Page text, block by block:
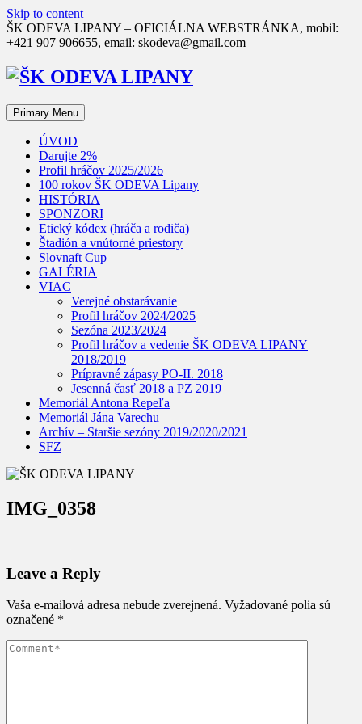
Skip to content
ŠK ODEVA LIPANY – OFICIÁLNA WEBSTRÁNKA, mobil:
+421 907 906655, email: skodeva@gmail.com
Primary Menu
ÚVOD
Darujte 2%
Profil hráčov 2025/2026
100 rokov ŠK ODEVA Lipany
HISTÓRIA
SPONZORI
Etický kódex (hráča a rodiča)
Štadión a vnútorné priestory
Slovnaft Cup
GALÉRIA
VIAC
Verejné obstarávanie
Profil hráčov 2024/2025
Sezóna 2023/2024
Profil hráčov a vedenie ŠK ODEVA LIPANY
2018/2019
Prípravné zápasy PO-II. 2018
Jesenná časť 2018 a PZ 2019
Memoriál Antona Repeľa
Memoriál Jána Varechu
Archív – Staršie sezóny 2019/2020/2021
SFZ
IMG_0358
Leave a Reply
Vaša e-mailová adresa nebude zverejnená. Vyžadované polia sú
označené *